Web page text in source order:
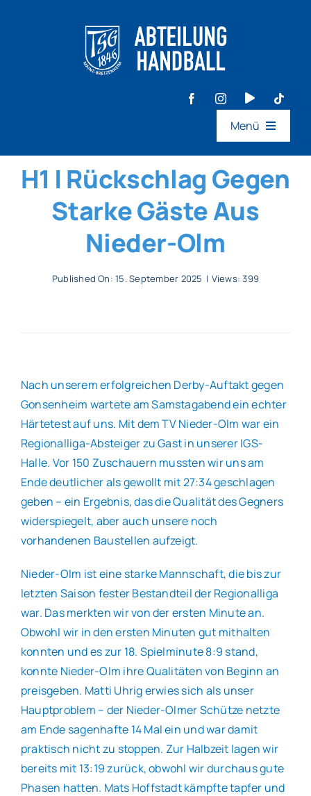
Menü
Jugend
Partner
Verein
H1 | Rückschlag Gegen
Starke Gäste Aus
Nieder-Olm
Published On: 15. September 2025 | Views: 399
Nach unserem erfolgreichen Derby-Auftakt gegen
Gonsenheim wartete am Samstagabend ein echter
Härtetest auf uns. Mit dem TV Nieder-Olm war ein
Regionalliga-Absteiger zu Gast in unserer IGS-
Halle. Vor 150 Zuschauern mussten wir uns am
Ende deutlicher als gewollt mit 27:34 geschlagen
geben – ein Ergebnis, das die Qualität des Gegners
widerspiegelt, aber auch unsere noch
vorhandenen Baustellen aufzeigt.
Nieder-Olm ist eine starke Mannschaft, die bis zur
letzten Saison fester Bestandteil der Regionalliga
war. Das merkten wir von der ersten Minute an.
Obwohl wir in den ersten Minuten gut mithalten
konnten und es zur 18. Spielminute 8:9 stand,
konnte Nieder-Olm ihre Qualitäten von Beginn an
preisgeben. Matti Uhrig erwies sich als unser
Hauptproblem – der Nieder-Olmer Schütze netzte
am Ende sagenhafte 14 Mal ein und war damit
praktisch nicht zu stoppen. Zur Halbzeit lagen wir
bereits mit 13:19 zurück, obwohl wir durchaus gute
Phasen hatten. Mats Hoffstadt kämpfte tapfer und